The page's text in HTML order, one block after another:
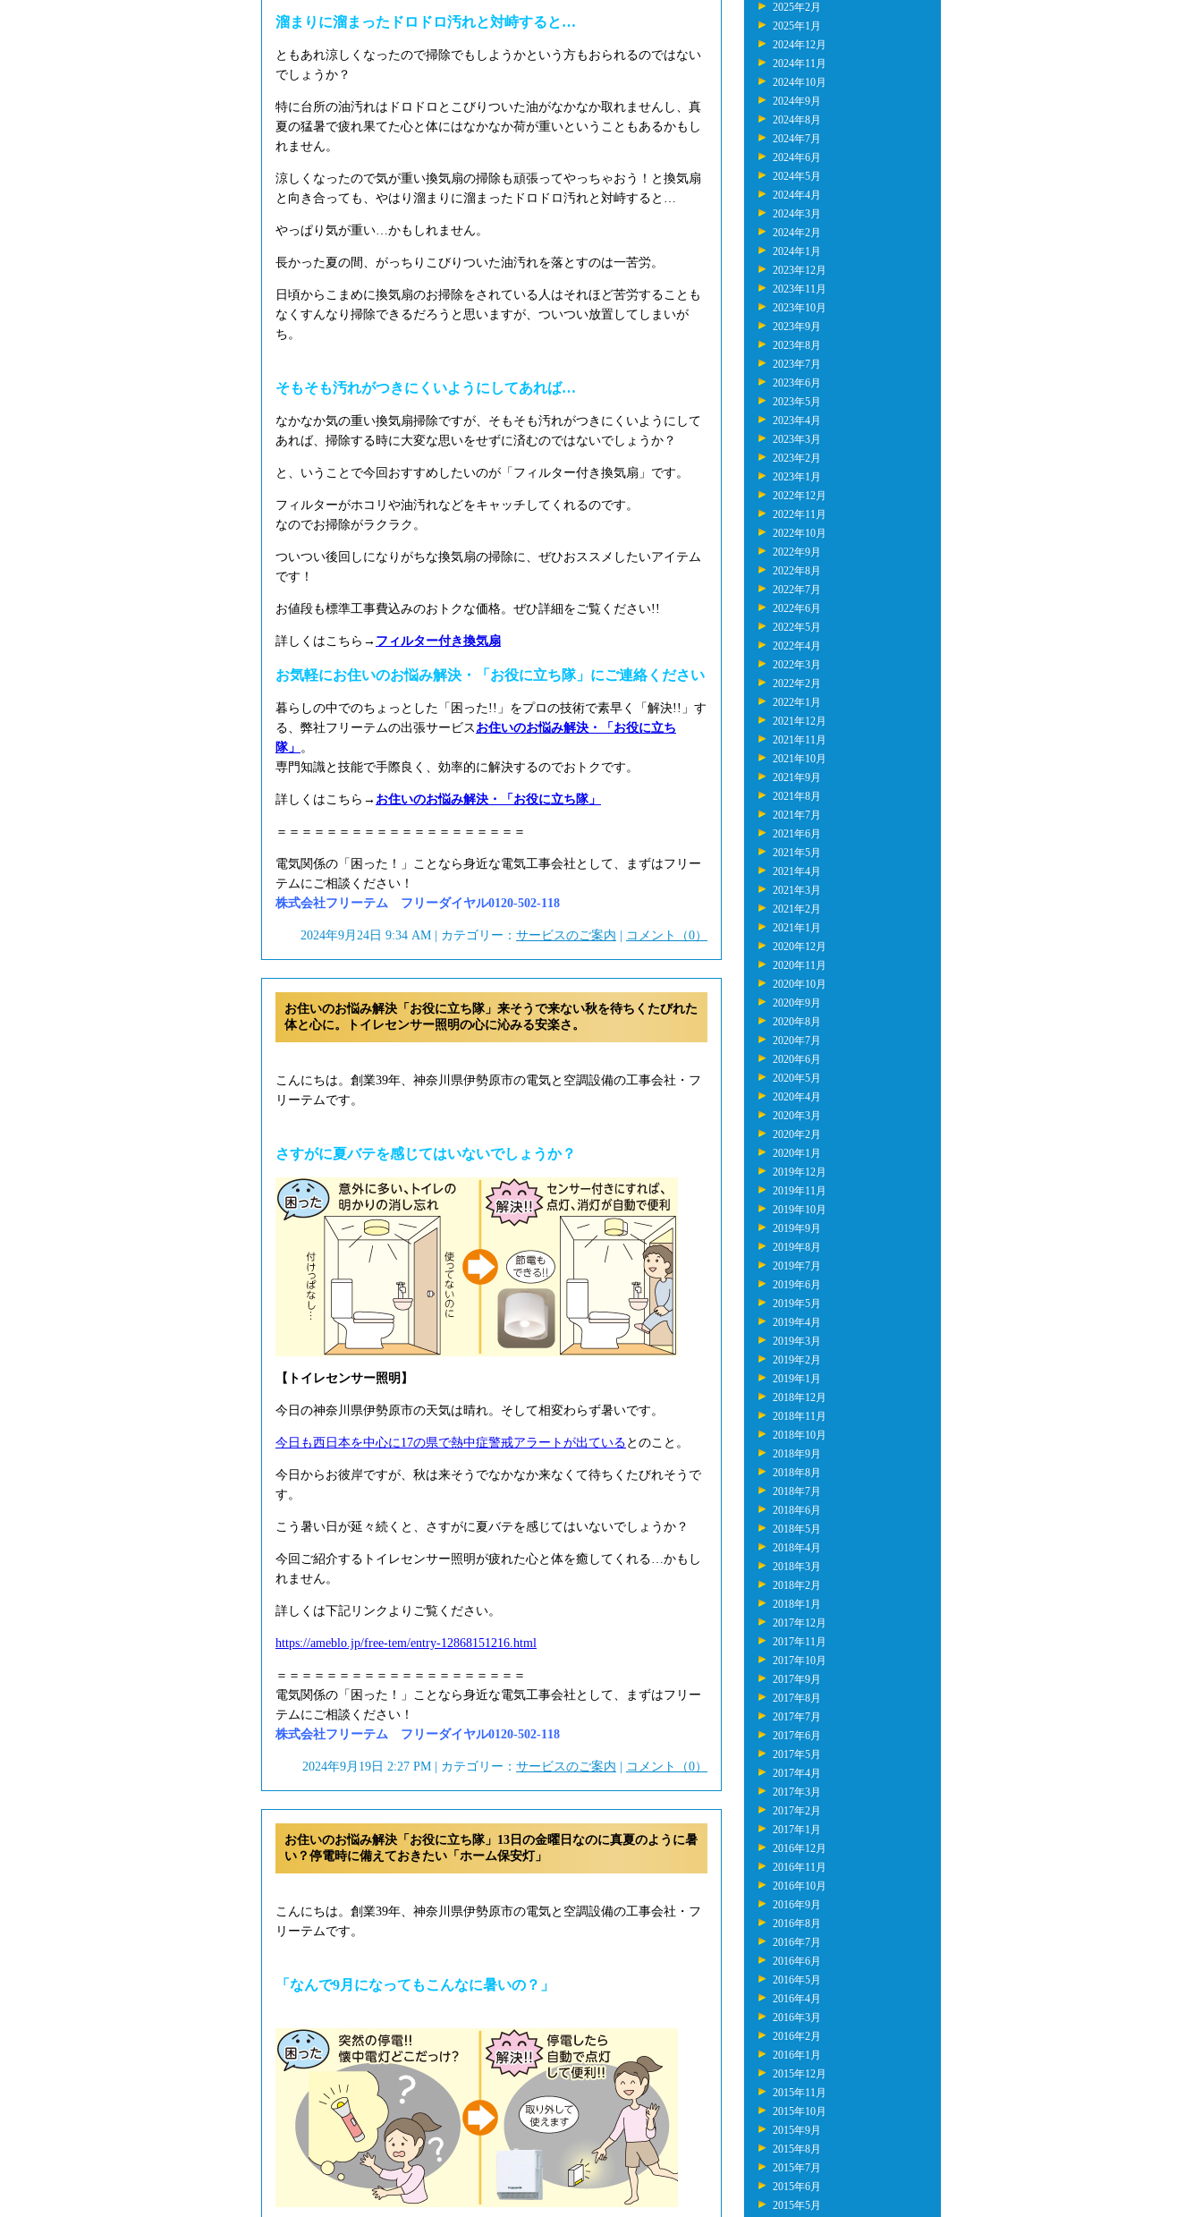
溜まりに溜まったドロドロ汚れと対峙すると…
ともあれ涼しくなったので掃除でもしようかという方もおられるのではない
でしょうか？
特に台所の油汚れはドロドロとこびりついた油がなかなか取れませんし、真
夏の猛暑で疲れ果てた心と体にはなかなか荷が重いということもあるかもし
れません。
涼しくなったので気が重い換気扇の掃除も頑張ってやっちゃおう！と換気扇
と向き合っても、やはり溜まりに溜まったドロドロ汚れと対峙すると…
やっぱり気が重い…かもしれません。
長かった夏の間、がっちりこびりついた油汚れを落とすのは一苦労。
日頃からこまめに換気扇のお掃除をされている人はそれほど苦労することも
なくすんなり掃除できるだろうと思いますが、ついつい放置してしまいが
ち。
そもそも汚れがつきにくいようにしてあれば…
なかなか気の重い換気扇掃除ですが、そもそも汚れがつきにくいようにして
あれば、掃除する時に大変な思いをせずに済むのではないでしょうか？
と、いうことで今回おすすめしたいのが「フィルター付き換気扇」です。
フィルターがホコリや油汚れなどをキャッチしてくれるのです。
なのでお掃除がラクラク。
ついつい後回しになりがちな換気扇の掃除に、ぜひおススメしたいアイテム
です！
お値段も標準工事費込みのおトクな価格。ぜひ詳細をご覧ください!!
詳しくはこちら→ フィルター付き換気扇
お気軽にお住いのお悩み解決・「お役に立ち隊」にご連絡ください
暮らしの中でのちょっとした「困った!!」をプロの技術で素早く「解決!!」す
る、弊社フリーテムの出張サービス お住いのお悩み解決・「お役に立ち
隊」 。
専門知識と技能で手際良く、効率的に解決するのでおトクです。
詳しくはこちら→ お住いのお悩み解決・「お役に立ち隊」
＝＝＝＝＝＝＝＝＝＝＝＝＝＝＝＝＝＝＝＝
電気関係の「困った！」ことなら身近な電気工事会社として、まずはフリー
テムにご相談ください！
株式会社フリーテム フリーダイヤル0120-502-118
2024年9月24日 9:34 AM | カテゴリー： サービスのご案内 コメント（0）
お住いのお悩み解決「お役に立ち隊」来そうで来ない秋を待ちくたびれた
体と心に。トイレセンサー照明の心に沁みる安楽さ。
こんにちは。創業39年、神奈川県伊勢原市の電気と空調設備の工事会社・フ
リーテムです。
さすがに夏バテを感じてはいないでしょうか？
【トイレセンサー照明】
今日の神奈川県伊勢原市の天気は晴れ。そして相変わらず暑いです。
今日も西日本を中心に17の県で熱中症警戒アラートが出ている とのこと。
今日からお彼岸ですが、秋は来そうでなかなか来なくて待ちくたびれそうで
す。
こう暑い日が延々続くと、さすがに夏バテを感じてはいないでしょうか？
今回ご紹介するトイレセンサー照明が疲れた心と体を癒してくれる…かもし
れません。
詳しくは下記リンクよりご覧ください。
https://ameblo.jp/free-tem/entry-12868151216.html
＝＝＝＝＝＝＝＝＝＝＝＝＝＝＝＝＝＝＝＝
電気関係の「困った！」ことなら身近な電気工事会社として、まずはフリー
テムにご相談ください！
株式会社フリーテム フリーダイヤル0120-502-118
2024年9月19日 2:27 PM | カテゴリー： サービスのご案内 コメント（0）
お住いのお悩み解決「お役に立ち隊」13日の金曜日なのに真夏のように暑
い？停電時に備えておきたい「ホーム保安灯」
こんにちは。創業39年、神奈川県伊勢原市の電気と空調設備の工事会社・フ
リーテムです。
「なんで9月になってもこんなに暑いの？」
2025年2月
2025年1月
2024年12月
2024年11月
2024年10月
2024年9月
2024年8月
2024年7月
2024年6月
2024年5月
2024年4月
2024年3月
2024年2月
2024年1月
2023年12月
2023年11月
2023年10月
2023年9月
2023年8月
2023年7月
2023年6月
2023年5月
2023年4月
2023年3月
2023年2月
2023年1月
2022年12月
2022年11月
2022年10月
2022年9月
2022年8月
2022年7月
2022年6月
2022年5月
2022年4月
2022年3月
2022年2月
2022年1月
2021年12月
2021年11月
2021年10月
2021年9月
2021年8月
2021年7月
2021年6月
2021年5月
2021年4月
2021年3月
2021年2月
2021年1月
2020年12月
2020年11月
2020年10月
2020年9月
2020年8月
2020年7月
2020年6月
2020年5月
2020年4月
2020年3月
2020年2月
2020年1月
2019年12月
2019年11月
2019年10月
2019年9月
2019年8月
2019年7月
2019年6月
2019年5月
2019年4月
2019年3月
2019年2月
2019年1月
2018年12月
2018年11月
2018年10月
2018年9月
2018年8月
2018年7月
2018年6月
2018年5月
2018年4月
2018年3月
2018年2月
2018年1月
2017年12月
2017年11月
2017年10月
2017年9月
2017年8月
2017年7月
2017年6月
2017年5月
2017年4月
2017年3月
2017年2月
2017年1月
2016年12月
2016年11月
2016年10月
2016年9月
2016年8月
2016年7月
2016年6月
2016年5月
2016年4月
2016年3月
2016年2月
2016年1月
2015年12月
2015年11月
2015年10月
2015年9月
2015年8月
2015年7月
2015年6月
2015年5月